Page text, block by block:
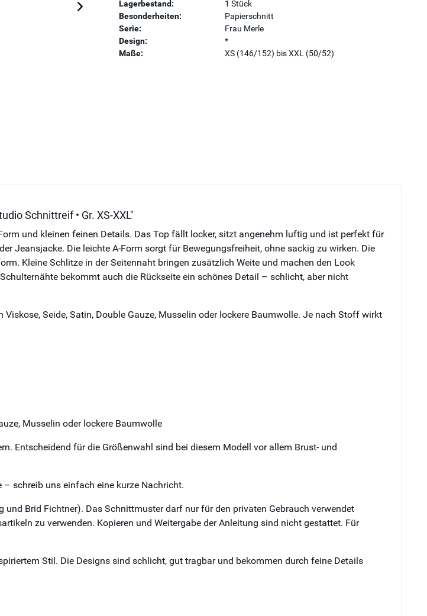
Lagerbestand:
1 Stück
Besonderheiten:
Papierschnitt
Serie:
Frau Merle
Design:
*
Maße:
XS (146/152) bis XXL (50/52)
Schnittreif • Gr. XS-XXL"
und kleinen feinen Details. Das Top fällt locker, sitzt angenehm luftig und ist perfekt für
Jeansjacke. Die leichte A-Form sorgt für Bewegungsfreiheit, ohne sackig zu wirken. Die
Kleine Schlitze in der Seitennaht bringen zusätzlich Weite und machen den Look
bekommt auch die Rückseite ein schönes Detail – schlicht, aber nicht
Seide, Satin, Double Gauze, Musselin oder lockere Baumwolle. Je nach Stoff wirkt
Musselin oder lockere Baumwolle
Entscheidend für die Größenwahl sind bei diesem Modell vor allem Brust- und
schreib uns einfach eine kurze Nachricht.
Brid Fichtner). Das Schnittmuster darf nur für den privaten Gebrauch verwendet
zu verwenden. Kopieren und Weitergabe der Anleitung sind nicht gestattet. Für
Stil. Die Designs sind schlicht, gut tragbar und bekommen durch feine Details